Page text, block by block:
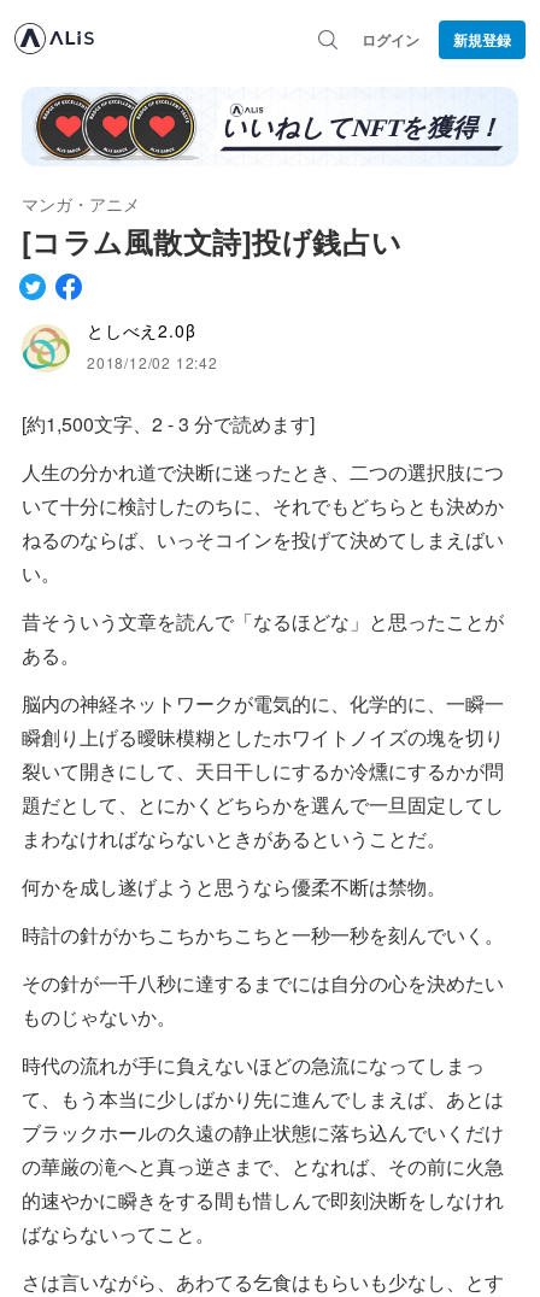
ログイン 新規登録
マンガ・アニメ
[コラム風散文詩]投げ銭占い
としべえ2.0β
2018/12/02 12:42
[約1,500文字、2 - 3 分で読めます]
人生の分かれ道で決断に迷ったとき、二つの選択肢につ
いて十分に検討したのちに、それでもどちらとも決めか
ねるのならば、いっそコインを投げて決めてしまえばい
い。
昔そういう文章を読んで「なるほどな」と思ったことが
ある。
脳内の神経ネットワークが電気的に、化学的に、一瞬一
瞬創り上げる曖昧模糊としたホワイトノイズの塊を切り
裂いて開きにして、天日干しにするか冷燻にするかが問
題だとして、とにかくどちらかを選んで一旦固定してし
まわなければならないときがあるということだ。
何かを成し遂げようと思うなら優柔不断は禁物。
時計の針がかちこちかちこちと一秒一秒を刻んでいく。
その針が一千八秒に達するまでには自分の心を決めたい
ものじゃないか。
時代の流れが手に負えないほどの急流になってしまっ
て、もう本当に少しばかり先に進んでしまえば、あとは
ブラックホールの久遠の静止状態に落ち込んでいくだけ
の華厳の滝へと真っ逆さまで、となれば、その前に火急
的速やかに瞬きをする間も惜しんで即刻決断をしなけれ
ばならないってこと。
さは言いながら、あわてる乞食はもらいも少なし、とす